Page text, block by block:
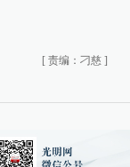
[ 责编：刁慈 ]